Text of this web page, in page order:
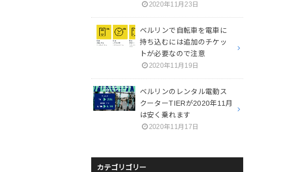
2020年11月23日
ベルリンで自転車を電車に
持ち込むには追加のチケッ
トが必要なので注意
2020年11月19日
ベルリンのレンタル電動ス
クーターTIERが2020年11月
は安く乗れます
2020年11月17日
カテゴリゴリー